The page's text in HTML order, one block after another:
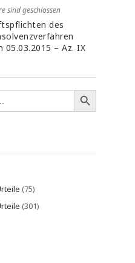
sind geschlossen
des
05.03.2015 – Az. IX
(75)
(301)